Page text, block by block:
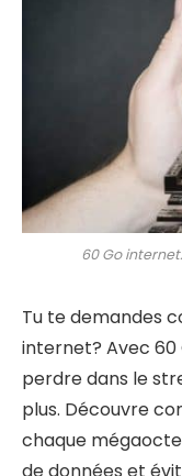
60 Go
Tu te demandes
internet? Avec 60
perdre dans le
plus. Découvre
chaque